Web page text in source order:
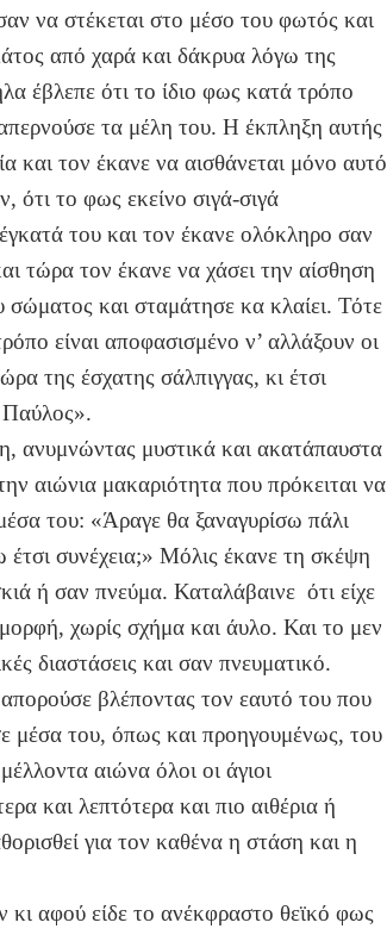
να στέκεται στο μέσο του φωτός και
από χαρά και δάκρυα λόγω της
έβλεπε ότι το ίδιο φως κατά τρόπο
τα μέλη του. Η έκπληξη αυτής
και τον έκανε να αισθάνεται μόνο αυτό
ότι το φως εκείνο σιγά-σιγά
του και τον έκανε ολόκληρο σαν
τώρα τον έκανε να χάσει την αίσθηση
και σταμάτησε κα κλαίει. Τότε
είναι αποφασισμένο ν’ αλλάξουν οι
της έσχατης σάλπιγγας, κι έτσι
Παύλος».
ανυμνώντας μυστικά και ακατάπαυστα
αιώνια μακαριότητα που πρόκειται να
του: «Άραγε θα ξαναγυρίσω πάλι
συνέχεια;» Μόλις έκανε τη σκέψη
ή σαν πνεύμα. Καταλάβαινε ότι είχε
χωρίς σχήμα και άυλο. Και το μεν
διαστάσεις και σαν πνευματικό.
βλέποντας τον εαυτό του που
μέσα του, όπως και προηγουμένως, του
αιώνα όλοι οι άγιοι
και λεπτότερα και πιο αιθέρια ή
για τον καθένα η στάση και η
αφού είδε το ανέκφραστο θεϊκό φως